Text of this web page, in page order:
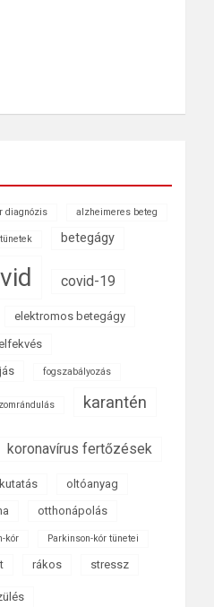
diagnózis alzheimeres beteg
betegágy
covid-19
elektromos betegágy
fogszabályozás
karantén
koronavírus fertőzések
kutatás
oltóanyag
otthonápolás
kór Parkinson-kór tünetei
rákos stressz